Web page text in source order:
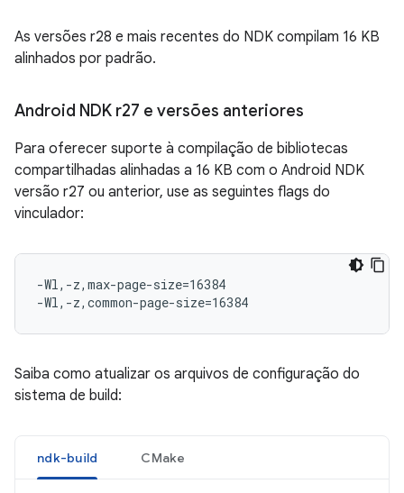
As versões r28 e mais recentes do NDK compilam 16 KB
alinhados por padrão.
Android NDK r27 e versões anteriores
Para oferecer suporte à compilação de bibliotecas
compartilhadas alinhadas a 16 KB com o Android NDK
versão r27 ou anterior, use as seguintes flags do
vinculador:
-Wl,-z,max-page-size=16384
Saiba como atualizar os arquivos de configuração do
sistema de build:
ndk-build CMake